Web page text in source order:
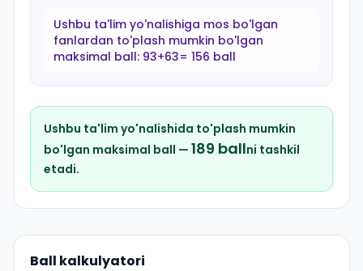
Ushbu ta'lim yo'nalishiga mos bo'lgan
fanlardan to'plash mumkin bo'lgan
maksimal ball: 93+63= 156 ball
Ushbu ta'lim yo'nalishida to'plash mumkin
bo'lgan maksimal ball — 189 ballni tashkil
etadi.
Ball kalkulyatori